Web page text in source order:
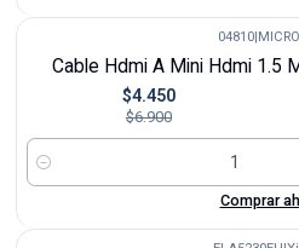
04810|
Cable Hdmi A Mini Hdmi 1.5
$4.450
$6.900
Cantidad
Comprar